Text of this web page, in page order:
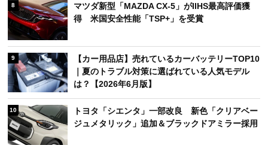
8
マツダ新型「MAZDA CX-5」がIIHS最高評価獲
得 米国安全性能「TSP+」を受賞
9
【カー用品店】売れているカーバッテリーTOP10
｜夏のトラブル対策に選ばれている人気モデル
は？【2026年6月版】
10
トヨタ「シエンタ」一部改良 新色「クリアベー
ジュメタリック」追加＆ブラックドアミラー採用